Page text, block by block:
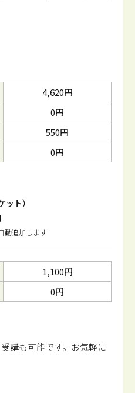
4,620円
0円
550円
0円
ット）
動追加します
1,100円
0円
講も可能です。 お気軽に